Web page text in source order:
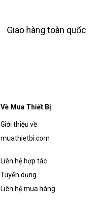
Giao hàng toàn quốc
Về Mua Thiết Bị
Giới thiệu về
muathietbi.com
Liên hệ hợp tác
Tuyển dụng
Liên hệ mua hàng